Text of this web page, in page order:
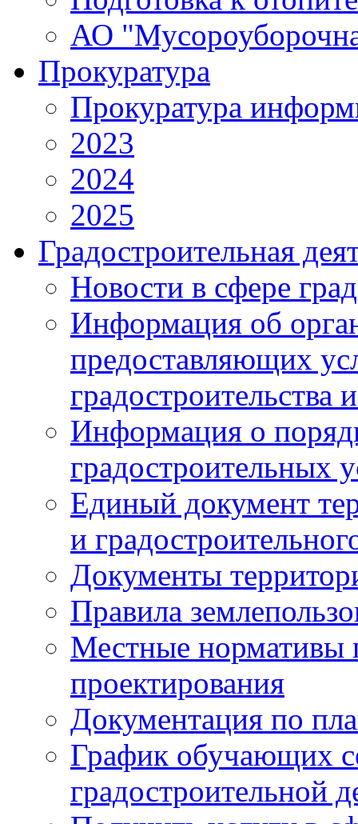
АО
Прокуратура
Прокуратура
2023
2024
2025
Градостроительная
Новости в сфере
Информация об
предоставляющих
градостроительства
Информация о
градостроительных
Единый документ
и
Документы
Правила
Местные нормативы
проектирования
Документация по
График обучающих
градостроительной